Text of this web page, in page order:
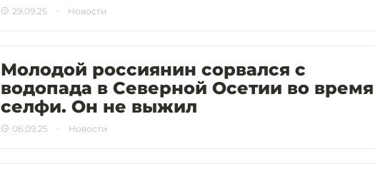
29.09.25 Новости
Молодой россиянин сорвался с
водопада в Северной Осетии во время
селфи. Он не выжил
06.09.25 Новости